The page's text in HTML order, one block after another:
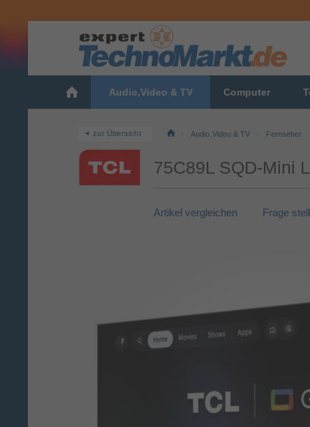
Audio,Video & TV Computer
zur Übersicht Audio,Video & TV Fernseher
75C89L SQD-Mini
Artikel vergleichen Frage